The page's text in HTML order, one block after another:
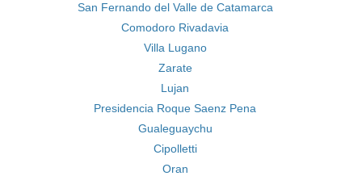
San Fernando del Valle de Catamarca
Comodoro Rivadavia
Villa Lugano
Zarate
Lujan
Presidencia Roque Saenz Pena
Gualeguaychu
Cipolletti
Oran